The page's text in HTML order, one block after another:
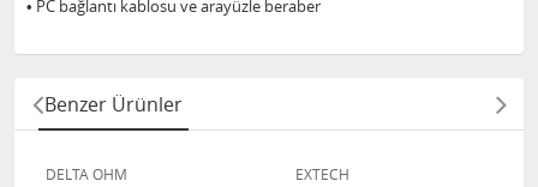
• PC bağlantı kablosu ve arayüzle beraber
Benzer Ürünler
DELTA OHM EXTECH